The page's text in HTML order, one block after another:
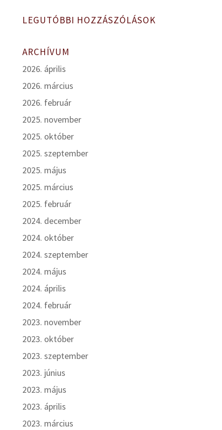
LEGUTÓBBI HOZZÁSZÓLÁSOK
ARCHÍVUM
2026. április
2026. március
2026. február
2025. november
2025. október
2025. szeptember
2025. május
2025. március
2025. február
2024. december
2024. október
2024. szeptember
2024. május
2024. április
2024. február
2023. november
2023. október
2023. szeptember
2023. június
2023. május
2023. április
2023. március